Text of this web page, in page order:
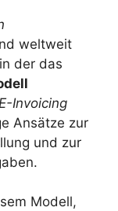
weltweit
der das
Invoicing
Ansätze zur
und zur
Modell,